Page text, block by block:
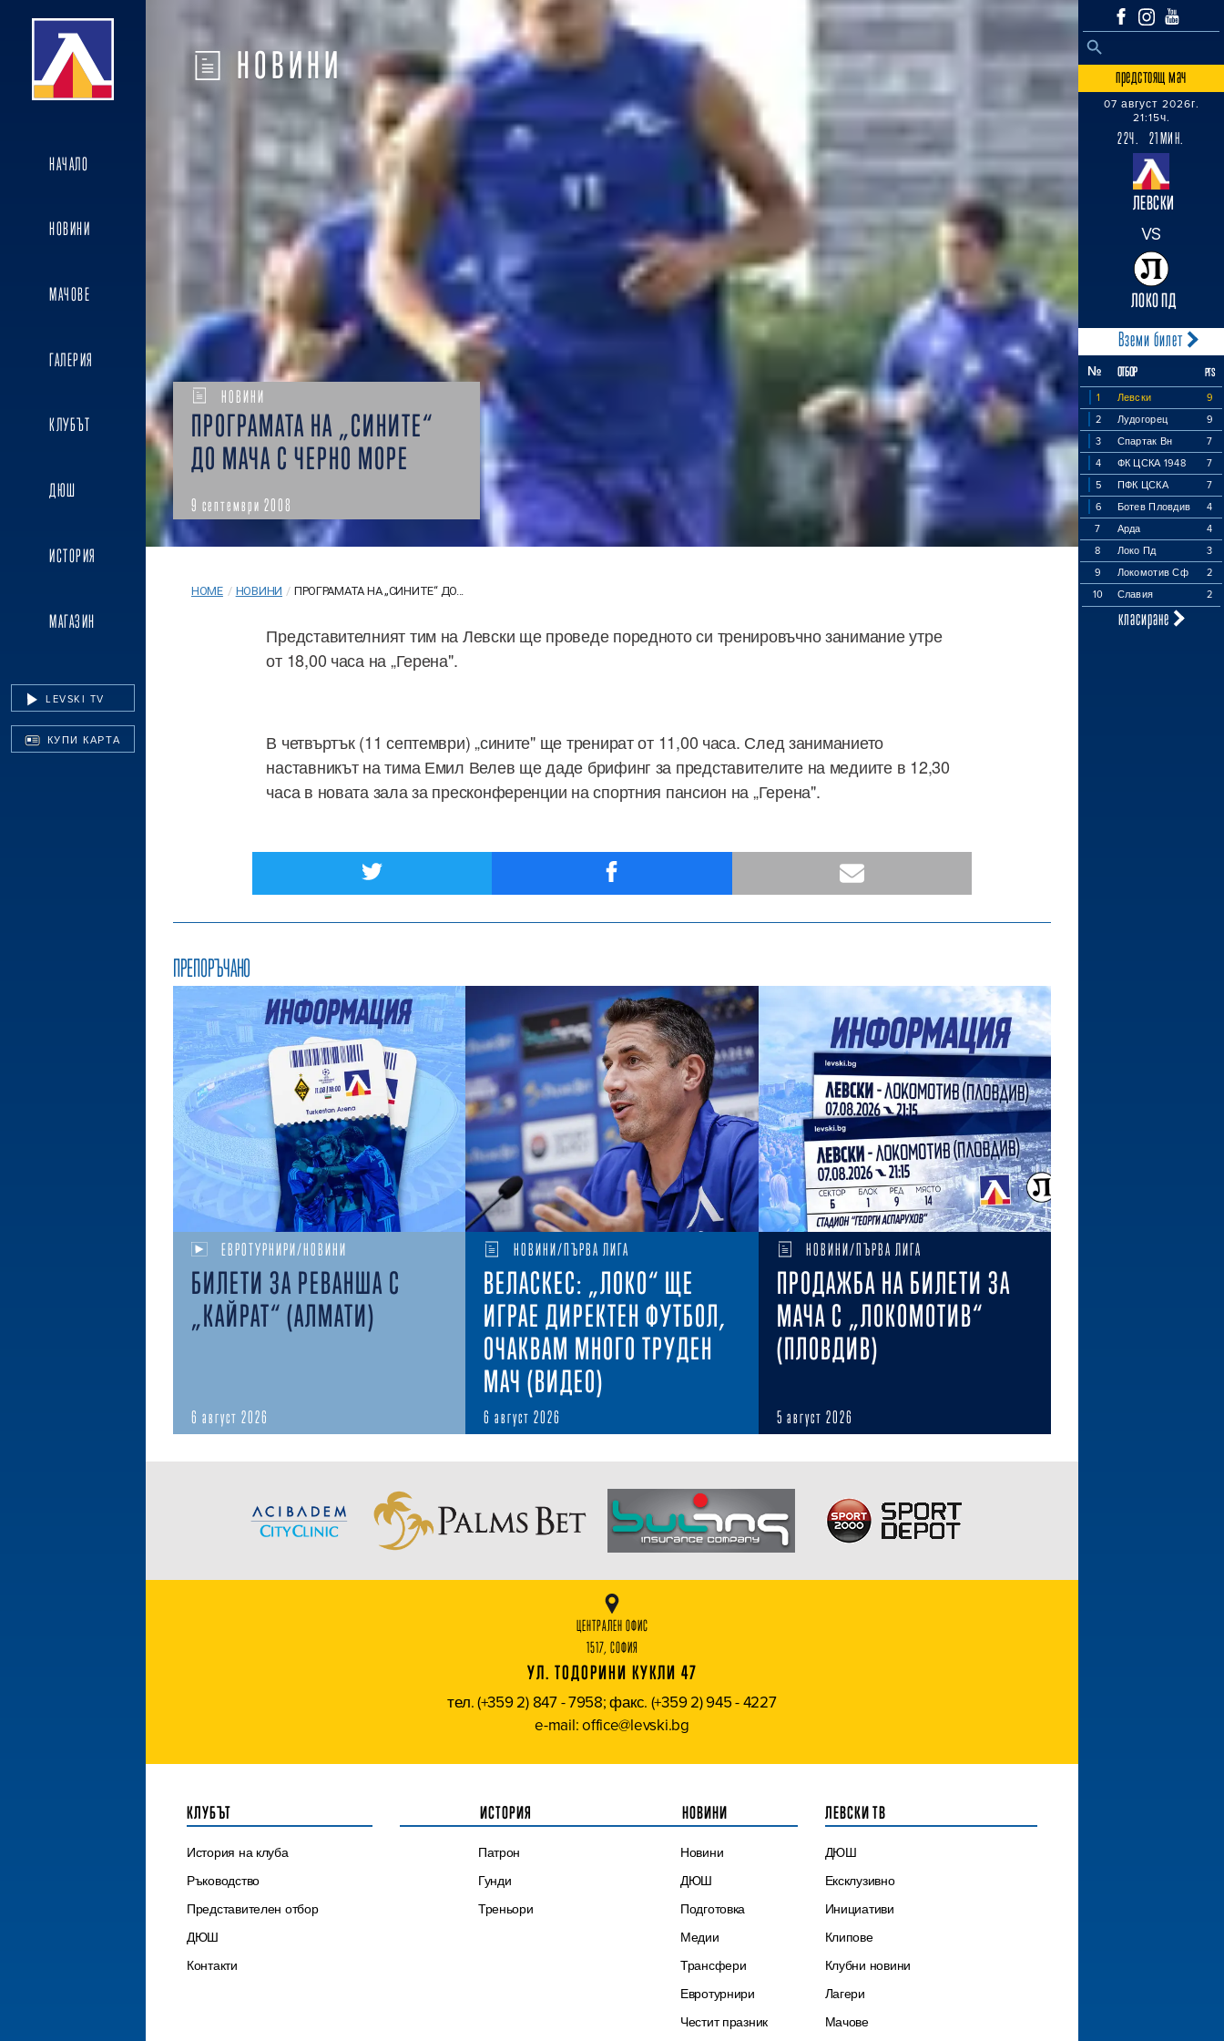
НАЧАЛО
НОВИНИ
МАЧОВЕ
ГАЛЕРИЯ
КЛУБЪТ
ДЮШ
ИСТОРИЯ
МАГАЗИН
LEVSKI TV
КУПИ КАРТА
Search
SEARCH BUTTON
предстоящ мач
07 август 2026г.
21:15ч.
22Ч. 21МИН.
ЛЕВСКИ
VS
ЛОКО ПД
Вземи билет
№ ОТБОР PTS
1 Левски
9
2
Лудогорец
9
3
Спартак Вн
7
4
ФК ЦСКА 1948
7
5
ПФК ЦСКА
7
6
Ботев Пловдив
4
7
Арда
4
8
Локо Пд
3
9
Локомотив Сф
2
10
Славия 2
класиране
НОВИНИ
НОВИНИ
ПРОГРАМАТА НА „СИНИТЕ“
ДО МАЧА С ЧЕРНО МОРЕ
9 септември 2008
HOME / НОВИНИ / ПРОГРАМАТА НА „СИНИТЕ“ ДО...
Представителният тим на Левски ще проведе поредното си тренировъчно занимание утре
от 18,00 часа на „Герена".
В четвъртък (11 септември) „сините" ще тренират от 11,00 часа. След заниманието
наставникът на тима Емил Велев ще даде брифинг за представителите на медиите в 12,30
часа в новата зала за пресконференции на спортния пансион на „Герена".
ПРЕПОРЪЧАНО
ЕВРОТУРНИРИ/НОВИНИ
БИЛЕТИ ЗА РЕВАНША С
„КАЙРАТ“ (АЛМАТИ)
6 август 2026
НОВИНИ/ПЪРВА ЛИГА
ВЕЛАСКЕС: „ЛОКО“ ЩЕ
ИГРАЕ ДИРЕКТЕН ФУТБОЛ,
ОЧАКВАМ МНОГО ТРУДЕН
МАЧ (ВИДЕО)
6 август 2026
НОВИНИ/ПЪРВА ЛИГА
ПРОДАЖБА НА БИЛЕТИ ЗА
МАЧА С „ЛОКОМОТИВ“
(ПЛОВДИВ)
5 август 2026
ЦЕНТРАЛЕН ОФИС
1517, СОФИЯ
УЛ. ТОДОРИНИ КУКЛИ 47
тел. (+359 2) 847 - 7958; факс. (+359 2) 945 - 4227
e-mail: office@levski.bg
КЛУБЪТ
История на клуба
Ръководство
Представителен отбор
ДЮШ
Контакти
ИСТОРИЯ
Патрон
Гунди
Треньори
НОВИНИ
Новини
ДЮШ
Подготовка
Медии
Трансфери
Евротурнири
Честит празник
ЛЕВСКИ ТВ
ДЮШ
Ексклузивно
Инициативи
Клипове
Клубни новини
Лагери
Мачове